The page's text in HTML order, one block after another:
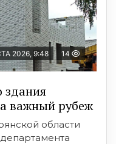
2026, 9:48 14
здания
важный рубеж
области